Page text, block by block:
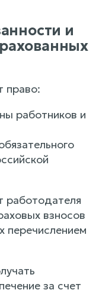
и
право:
работников и
работодателя
взносов
перечислением
за счет